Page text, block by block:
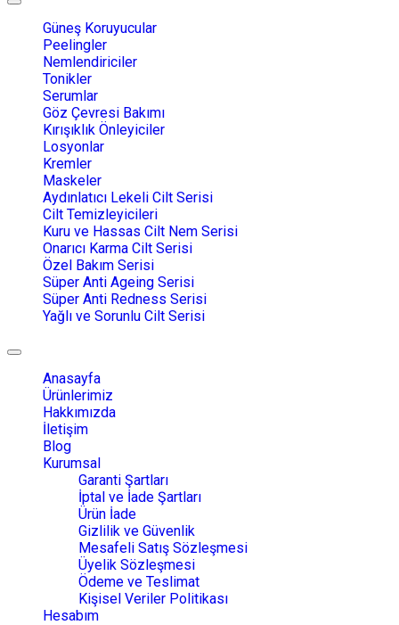
Toggle
navigationGüneş Koruyucular
Peelingler
Nemlendiriciler
Tonikler
Serumlar
Göz Çevresi Bakımı
Kırışıklık Önleyiciler
Losyonlar
Kremler
Maskeler
Aydınlatıcı Lekeli Cilt Serisi
Cilt Temizleyicileri
Kuru ve Hassas Cilt Nem Serisi
Onarıcı Karma Cilt Serisi
Özel Bakım Serisi
Süper Anti Ageing Serisi
Süper Anti Redness Serisi
Yağlı ve Sorunlu Cilt Serisi
Toggle
navigationAnasayfa
Ürünlerimiz
Hakkımızda
İletişim
Blog
Kurumsal
Garanti Şartları
İptal ve İade Şartları
Ürün İade
Gizlilik ve Güvenlik
Mesafeli Satış Sözleşmesi
Üyelik Sözleşmesi
Ödeme ve Teslimat
Kişisel Veriler Politikası
Hesabım